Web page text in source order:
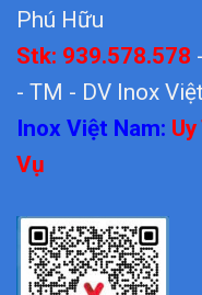
Phú Hữu
Stk: 939.578.578
- TM - DV Inox
Inox Việt Nam:
Vụ